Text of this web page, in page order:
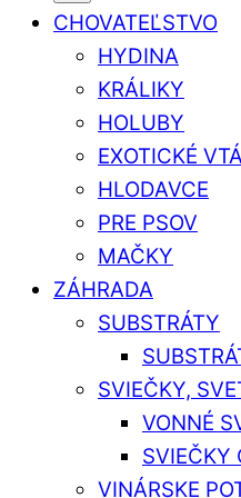
CHOVATEĽSTVO
HYDINA
KRÁLIKY
HOLUBY
EXOTICKÉ
HLODAVCE
PRE PSOV
MAČKY
ZÁHRADA
SUBSTRÁTY
SVIEČKY,
VONNÉ
SVIEČKY
VINÁRSKE